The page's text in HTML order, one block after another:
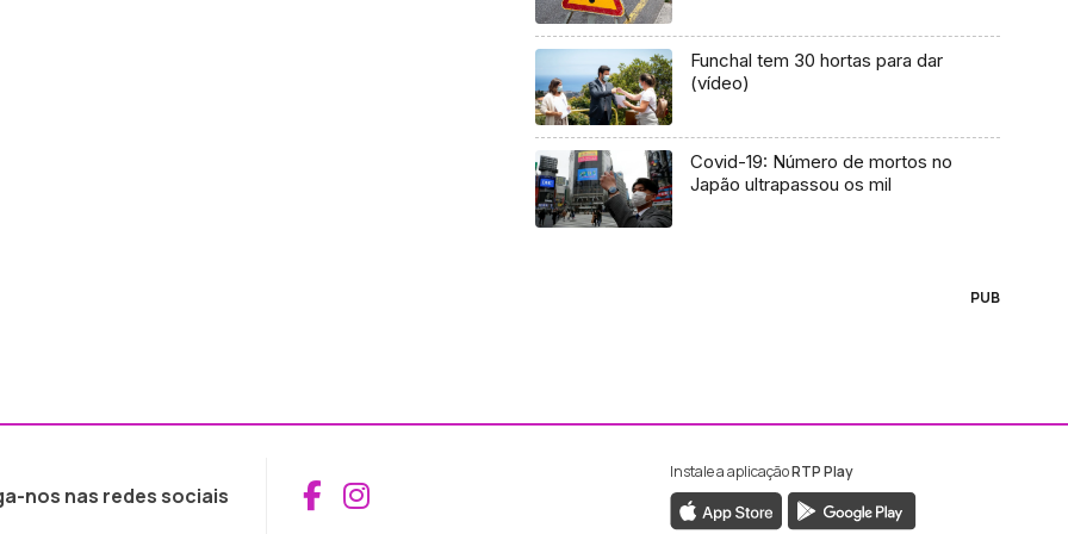
Funchal tem 30 hortas para dar
(vídeo)
Covid-19: Número de mortos no
Japão ultrapassou os mil
PUB
nos nas redes sociais Aceder ao Facebook da RTP Madeira
Aceder ao Instagram da RTP Madeira
Instale a aplicaçãoRTP Play